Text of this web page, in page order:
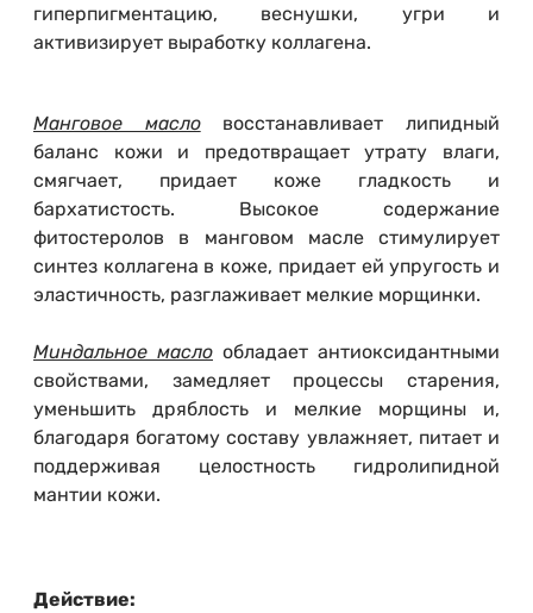
гиперпигментацию, веснушки, угри и
активизирует выработку коллагена.
Манговое масловосстанавливает липидный
баланс кожи и предотвращает утрату влаги,
смягчает, придает коже гладкость и
бархатистость. Высокое содержание
фитостеролов в манговом масле стимулирует
синтез коллагена в коже, придает ей упругость и
эластичность, разглаживает мелкие морщинки.
Миндальное масло обладает антиоксидантными
свойствами, замедляет процессы старения,
уменьшить дряблость и мелкие морщины и,
благодаря богатому составу увлажняет, питает и
поддерживая целостность гидролипидной
мантии кожи.
Действие: